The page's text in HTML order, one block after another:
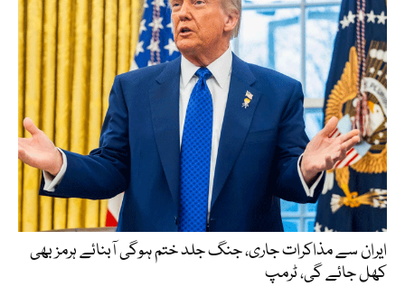
ایران سے مذاکرات جاری، جنگ جلد ختم ہوگی آبنائے ہرمز بھی
کھل جائے گی، ٹرمپ